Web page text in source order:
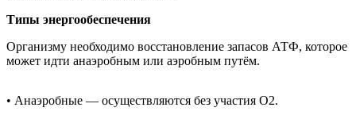
Типы энергообеспечения
Организму необходимо восстановление запасов АТФ, которое
может идти анаэробным или аэробным путём.
• Анаэробные — осуществляются без участия О2.